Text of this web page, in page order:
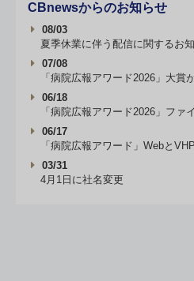
CBnewsからのお知らせ
08/03
夏季休業に伴う配信に関するお
07/08
「病院広報アワード2026」大賞
06/18
「病院広報アワード2026」ファ
06/17
「病院広報アワード」Webと
03/31
4月1日に社名変更